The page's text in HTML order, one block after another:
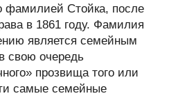
фамилией Стойка, после
в 1861 году. Фамилия
является семейным
свою очередь
прозвища того или
самые семейные